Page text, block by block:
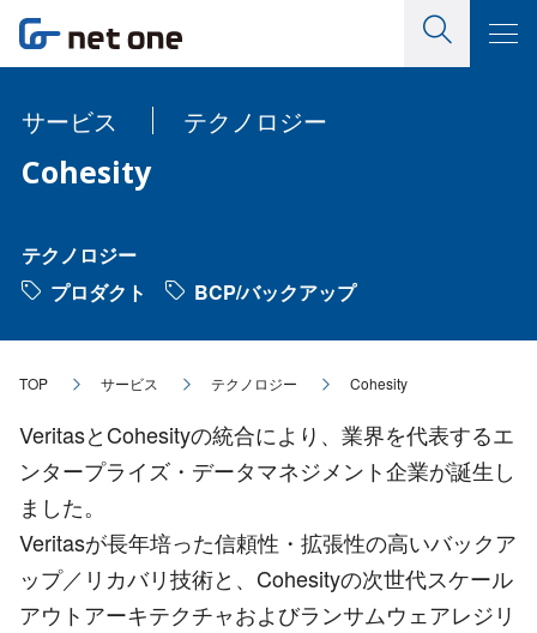
サービス テクノロジー
Cohesity
テクノロジー
プロダクト
BCP/バックアップ
TOP サービス テクノロジー Cohesity
VeritasとCohesityの統合により、業界を代表するエ
ンタープライズ・データマネジメント企業が誕生し
ました。
Veritasが長年培った信頼性・拡張性の高いバックア
ップ／リカバリ技術と、Cohesityの次世代スケール
アウトアーキテクチャおよびランサムウェアレジリ